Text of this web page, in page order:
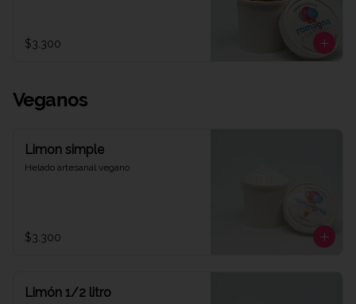
$3.300
Veganos
Limon simple
Helado artesanal vegano
$3.300
Limón 1/2 litro